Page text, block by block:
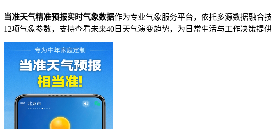
当准天气精准预报实时气象数据作为专业气象服务平台，依托多源数据融合
12项气象参数，支持查看未来40日天气演变趋势，为日常生活与工作决策提供